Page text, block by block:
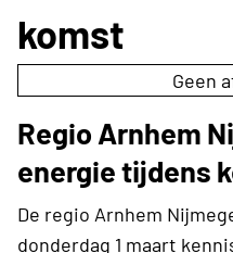
Contact
Over ons
Adverteren
Abonnementen
komst
Geen
Regio Arnhem
energie tijdens
De regio Arnhem
donderdag 1 maart